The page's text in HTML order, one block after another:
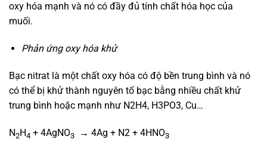
oxy hóa mạnh và nó có đầy đủ tính chất hóa học của
muối.
Phản ứng oxy hóa khử
Bạc nitrat là một chất oxy hóa có độ bền trung bình và nó
có thể bị khử thành nguyên tố bạc bằng nhiều chất khử
trung bình hoặc mạnh như N2H4, H3PO3, Cu…
N2H4 + 4AgNO3 → 4Ag + N2 + 4HNO3